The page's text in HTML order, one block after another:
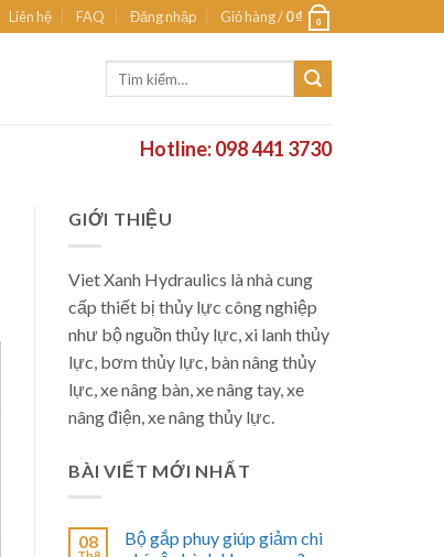
Liên hệ FAQ Đăng nhập Giỏ hàng /0₫ 0
Hotline: 098 441 3730
GIỚI THIỆU
Viet Xanh Hydraulics là nhà cung
cấp thiết bị thủy lực công nghiệp
như bộ nguồn thủy lực, xi lanh thủy
lực, bơm thủy lực, bàn nâng thủy
lực, xe nâng bàn, xe nâng tay, xe
nâng điện, xe nâng thủy lực.
BÀI VIẾT MỚI NHẤT
08
Bộ gắp phuy giúp giảm chi